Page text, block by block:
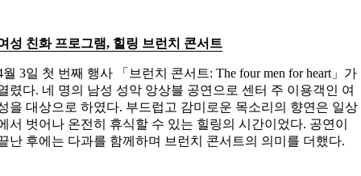
성 친화 프로그램, 힐링 브런치 콘서트
월 3일 첫 번째 행사 「브런치 콘서트: The four men for heart」가
렸다. 네 명의 남성 성악 앙상블 공연으로 센터 주 이용객인 여
을 대상으로 하였다. 부드럽고 감미로운 목소리의 향연은 일상
서 벗어나 온전히 휴식할 수 있는 힐링의 시간이었다. 공연이
난 후에는 다과를 함께하며 브런치 콘서트의 의미를 더했다.